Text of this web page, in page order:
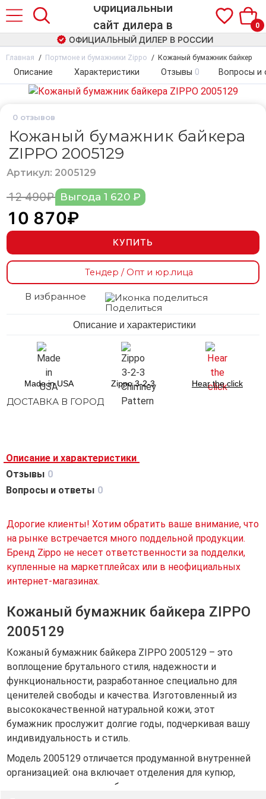
0
ОФИЦИАЛЬНЫЙ ДИЛЕР В РОССИИ
Главная Портмоне и бумажники Zippo Кожаный бумажник байкера
Описание Характеристики Отзывы 0 Вопросы и
0 отзывов
Кожаный бумажник байкера
ZIPPO 2005129
Артикул: 2005129
12 490₽ Выгода 1 620 ₽
10 870₽
КУПИТЬ
Тендер / Опт и юр.лица
В избранное
Поделиться
Описание и характеристики
Made in USA Zippo 3-2-3 Hear the click
ДОСТАВКА В ГОРОД
Описание и характеристики
Отзывы 0
Вопросы и ответы 0
Дорогие клиенты! Хотим обратить ваше внимание, что
на рынке встречается много поддельной продукции.
Бренд Zippo не несет ответственности за подделки,
купленные на маркетплейсах или в неофициальных
интернет-магазинах.
Кожаный бумажник байкера ZIPPO
2005129
Кожаный бумажник байкера ZIPPO 2005129 – это
воплощение брутального стиля, надежности и
функциональности, разработанное специально для
ценителей свободы и качества. Изготовленный из
высококачественной натуральной кожи, этот
бумажник прослужит долгие годы, подчеркивая вашу
индивидуальность и стиль.
Модель 2005129 отличается продуманной внутренней
организацией: она включает отделения для купюр,
множество слотов для банковских карт и визиток, а